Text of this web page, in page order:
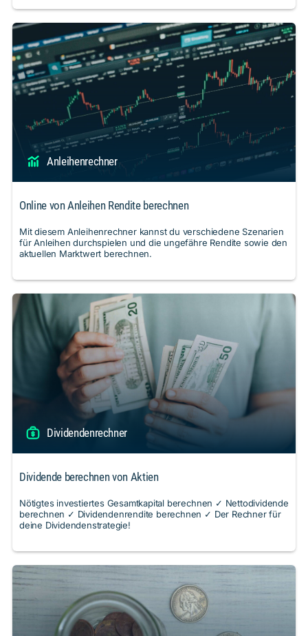
Anleihenrechner
Online von Anleihen Rendite berechnen
Mit diesem Anleihenrechner kannst du verschiedene Szenarien
für Anleihen durchspielen und die ungefähre Rendite sowie den
aktuellen Marktwert berechnen.
Dividendenrechner
Dividende berechnen von Aktien
Nötigtes investiertes Gesamtkapital berechnen ✓ Nettodividende
berechnen ✓ Dividendenrendite berechnen ✓ Der Rechner für
deine Dividendenstrategie!